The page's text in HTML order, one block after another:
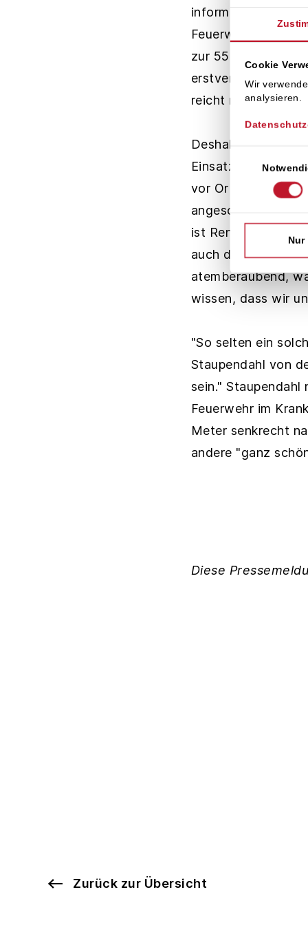
Cookie
Wir
analysieren.
Nur
informieren sofort
Feuerwehrmann
zur 55 Meter
erstversorgt
reicht nur bis zu
Deshalb fordern
Einsatztrupp
vor Ort. Die
angeschnallt und
ist Rene Zürtz
auch des Lüner
atemberaubend,
wissen, dass wir
"So selten ein
Staupendahl von
sein."
Feuerwehr im
Meter senkrecht
andere "ganz
Diese
Zurück zur Übersicht